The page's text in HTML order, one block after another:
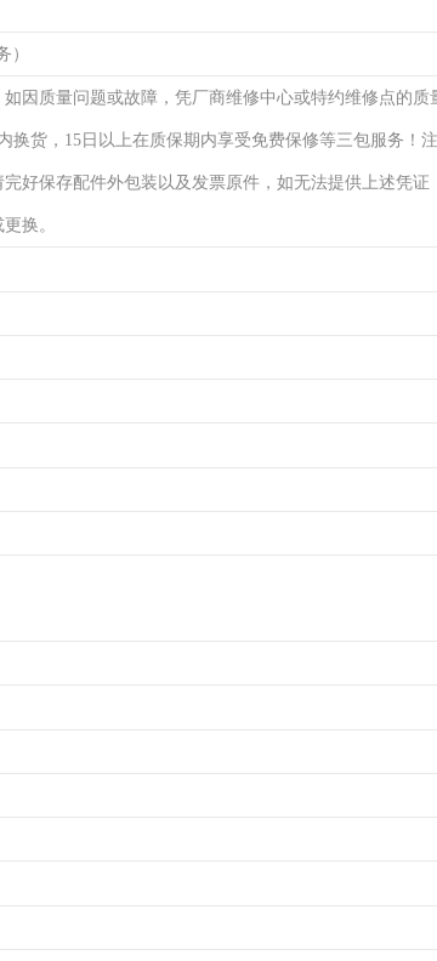
）
因质量问题或故障，凭厂商维修中心或特约维修点的质
换货，15日以上在质保期内享受免费保修等三包服务！
好保存配件外包装以及发票原件，如无法提供上述凭证
换。